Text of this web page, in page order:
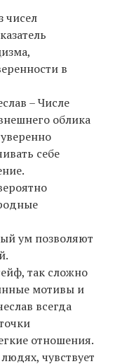
чисел
в
– Числе
облика
себе
ум позволяют
так сложно
мотивы и
всегда
отношения.
чувствует